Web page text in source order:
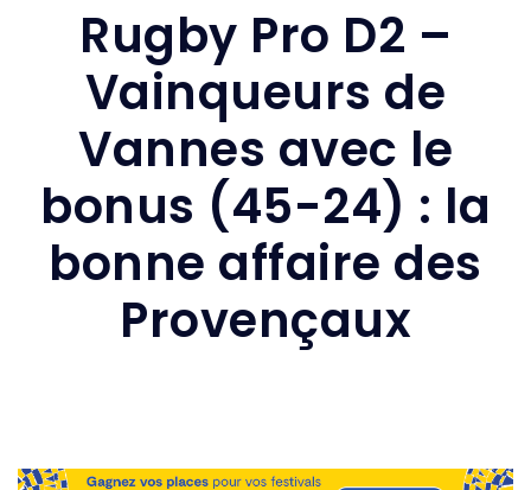
Rugby Pro D2 –
Vainqueurs de
Vannes avec le
bonus (45-24) : la
bonne affaire des
Provençaux